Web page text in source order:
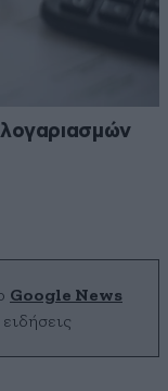
Google News